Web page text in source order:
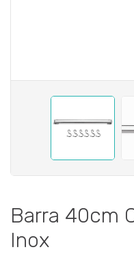
Barra 40cm
Inox